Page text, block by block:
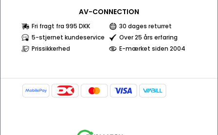
AV-CONNECTION
Fri fragt fra 995 DKK
30 dages returret
5-stjernet kundeservice
Over 25 års erfaring
Prissikkerhed
E-mærket siden 2004